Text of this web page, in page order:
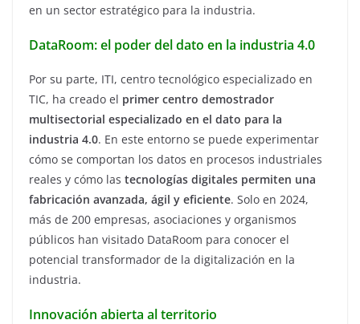
en un sector estratégico para la industria.
DataRoom: el poder del dato en la industria 4.0
Por su parte, ITI, centro tecnológico especializado en
TIC, ha creado el primer centro demostrador
multisectorial especializado en el dato para la
industria 4.0. En este entorno se puede experimentar
cómo se comportan los datos en procesos industriales
reales y cómo las tecnologías digitales permiten una
fabricación avanzada, ágil y eficiente. Solo en 2024,
más de 200 empresas, asociaciones y organismos
públicos han visitado DataRoom para conocer el
potencial transformador de la digitalización en la
industria.
Innovación abierta al territorio